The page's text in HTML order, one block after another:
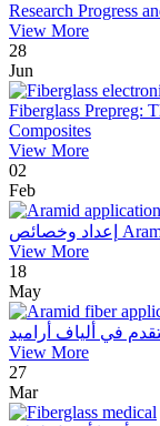
Research Progress
View More
28
Jun
Fiberglass Prepreg:
Composites
View More
02
Feb
View More
18
May
في ألياف أراميد
View More
27
Mar